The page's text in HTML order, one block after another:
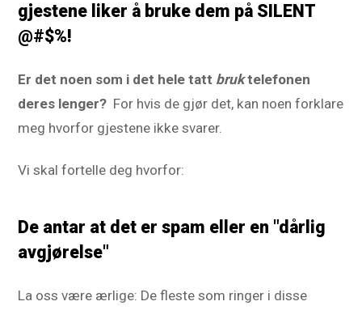
gjestene liker å bruke dem på SILENT
@#$%!
Er det noen som i det hele tatt bruktelefonen
deres lenger? For hvis de gjør det, kan noen forklare
meg hvorfor gjestene ikke svarer.
Vi skal fortelle deg hvorfor:
De antar at det er spam eller en "dårlig
avgjørelse"
La oss være ærlige: De fleste som ringer i disse